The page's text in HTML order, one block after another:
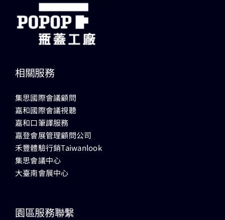
相關服務
集思國際會議顧問
嘉和國際會議視聽
嘉和口筆譯服務
嘉登會展管理顧問公司
禾豐體驗行銷Taiwanlook
集思會議中心
大臺南會展中心
園區服務聯繫